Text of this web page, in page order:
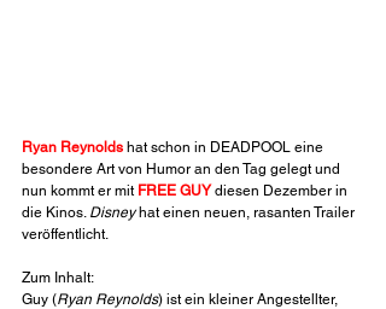
Ryan Reynolds hat schon in DEADPOOL eine
besondere Art von Humor an den Tag gelegt und
nun kommt er mit FREE GUY diesen Dezember in
die Kinos. Disney hat einen neuen, rasanten Trailer
veröffentlicht.
Zum Inhalt:
Guy (Ryan Reynolds) ist ein kleiner Angestellter,